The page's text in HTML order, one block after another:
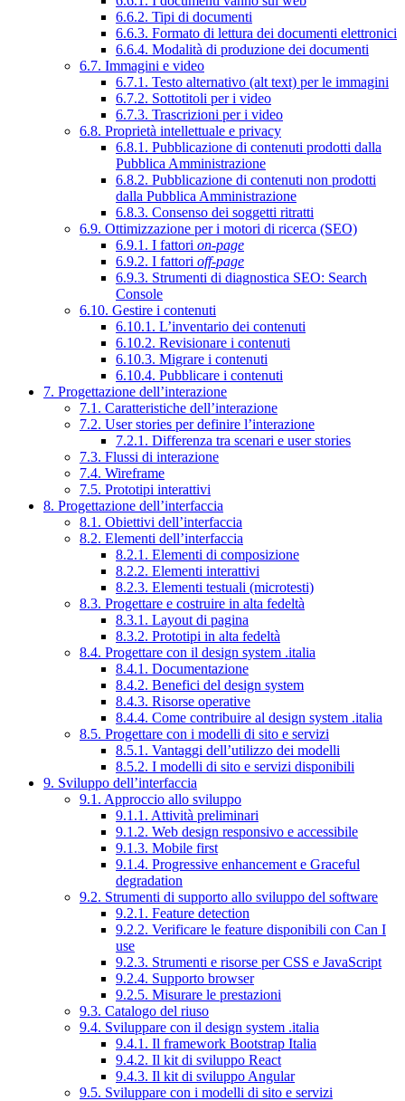
6.6.2. Tipi di documenti
6.6.3. Formato di lettura dei documenti elettronici
6.6.4. Modalità di produzione dei documenti
6.7. Immagini e video
6.7.1. Testo alternativo (alt text) per le immagini
6.7.2. Sottotitoli per i video
6.7.3. Trascrizioni per i video
6.8. Proprietà intellettuale e privacy
6.8.1. Pubblicazione di contenuti prodotti dalla
Pubblica Amministrazione
6.8.2. Pubblicazione di contenuti non prodotti
dalla Pubblica Amministrazione
6.8.3. Consenso dei soggetti ritratti
6.9. Ottimizzazione per i motori di ricerca (SEO)
6.9.1. I fattori on-page
6.9.2. I fattori off-page
6.9.3. Strumenti di diagnostica SEO: Search
Console
6.10. Gestire i contenuti
6.10.1. L’inventario dei contenuti
6.10.2. Revisionare i contenuti
6.10.3. Migrare i contenuti
6.10.4. Pubblicare i contenuti
7. Progettazione dell’interazione
7.1. Caratteristiche dell’interazione
7.2. User stories per definire l’interazione
7.2.1. Differenza tra scenari e user stories
7.3. Flussi di interazione
7.4. Wireframe
7.5. Prototipi interattivi
8. Progettazione dell’interfaccia
8.1. Obiettivi dell’interfaccia
8.2. Elementi dell’interfaccia
8.2.1. Elementi di composizione
8.2.2. Elementi interattivi
8.2.3. Elementi testuali (microtesti)
8.3. Progettare e costruire in alta fedeltà
8.3.1. Layout di pagina
8.3.2. Prototipi in alta fedeltà
8.4. Progettare con il design system .italia
8.4.1. Documentazione
8.4.2. Benefici del design system
8.4.3. Risorse operative
8.4.4. Come contribuire al design system .italia
8.5. Progettare con i modelli di sito e servizi
8.5.1. Vantaggi dell’utilizzo dei modelli
8.5.2. I modelli di sito e servizi disponibili
9. Sviluppo dell’interfaccia
9.1. Approccio allo sviluppo
9.1.1. Attività preliminari
9.1.2. Web design responsivo e accessibile
9.1.3. Mobile first
9.1.4. Progressive enhancement e Graceful
degradation
9.2. Strumenti di supporto allo sviluppo del software
9.2.1. Feature detection
9.2.2. Verificare le feature disponibili con Can I
use
9.2.3. Strumenti e risorse per CSS e JavaScript
9.2.4. Supporto browser
9.2.5. Misurare le prestazioni
9.3. Catalogo del riuso
9.4. Sviluppare con il design system .italia
9.4.1. Il framework Bootstrap Italia
9.4.2. Il kit di sviluppo React
9.4.3. Il kit di sviluppo Angular
9.5. Sviluppare con i modelli di sito e servizi